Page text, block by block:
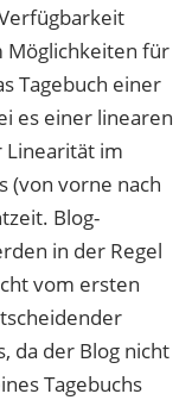
Möglichkeiten für
Tagebuch einer
es einer linearen
Linearität im
(von vorne nach
Blog-
in der Regel
vom ersten
da der Blog nicht
Tagebuchs